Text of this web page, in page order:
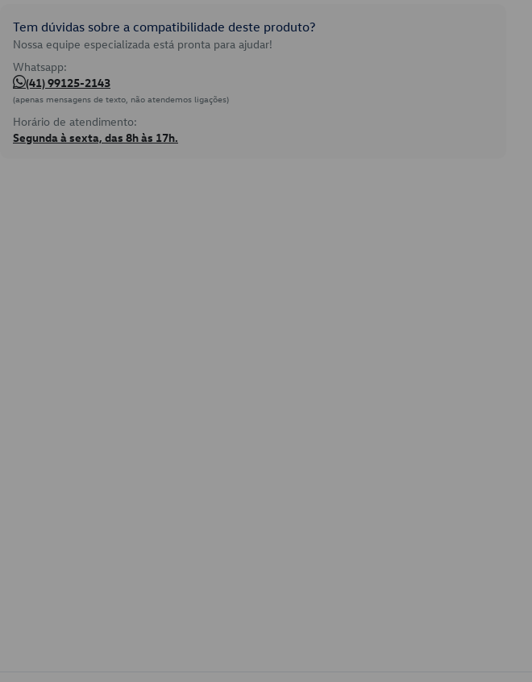
Tem dúvidas sobre a compatibilidade deste produto?
Nossa equipe especializada está pronta para ajudar!
Whatsapp:
(41) 99125-2143
(apenas mensagens de texto, não atendemos ligações)
Horário de atendimento:
Segunda à sexta, das 8h às 17h.